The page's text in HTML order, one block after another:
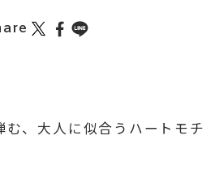
む、大人に似合うハートモチ